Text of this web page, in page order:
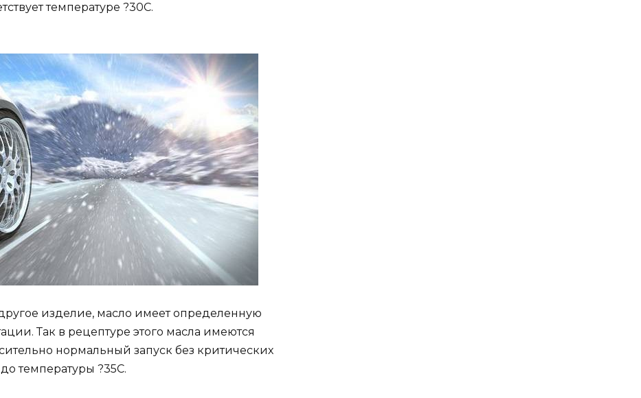
температуре ?30С.
изделие, масло имеет определенную
Так в рецептуре этого масла имеются
нормальный запуск без критических
температуры ?35С.